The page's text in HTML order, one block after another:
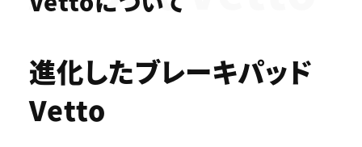
進化したブレーキパッド
Vetto